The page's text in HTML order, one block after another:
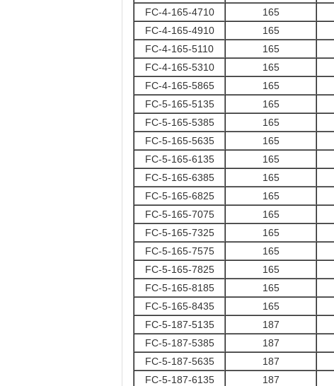
FC-4-165-4710
165
FC-4-165-4910
165
FC-4-165-5110
165
FC-4-165-5310
165
FC-4-165-5865
165
FC-5-165-5135
165
FC-5-165-5385
165
FC-5-165-5635
165
FC-5-165-6135
165
FC-5-165-6385
165
FC-5-165-6825
165
FC-5-165-7075
165
FC-5-165-7325
165
FC-5-165-7575
165
FC-5-165-7825
165
FC-5-165-8185
165
FC-5-165-8435
165
FC-5-187-5135
187
FC-5-187-5385
187
FC-5-187-5635
187
FC-5-187-6135
187